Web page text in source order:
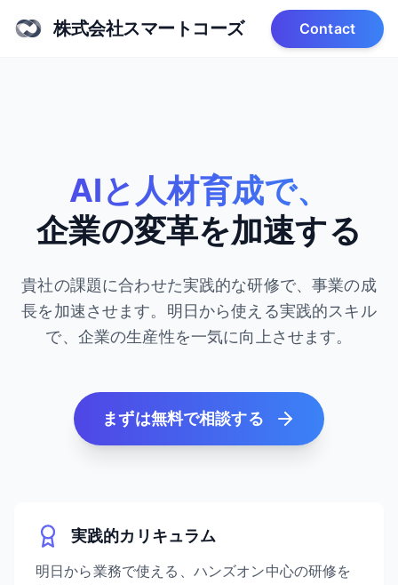
株式会社スマートコーズ Contact
AIと人材育成で、
企業の変革を加速する
貴社の課題に合わせた実践的な研修で、事業の成
長を加速させます。 明日から使える実践的スキル
で、企業の生産性を一気に向上させます。
まずは無料で相談する
実践的カリキュラム
明日から業務で使える、ハンズオン中心の研修を